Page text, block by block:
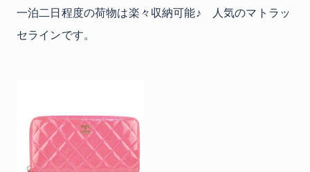
一泊二日程度の荷物は楽々収納可能♪ 人気のマトラッ
セラインです。